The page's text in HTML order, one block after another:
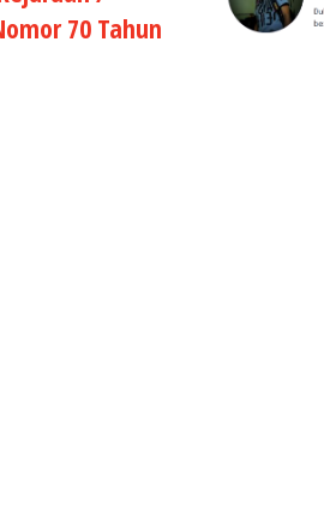
70 Tahun